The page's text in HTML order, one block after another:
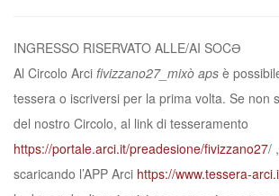
INGRESSO RISERVATO ALLE/AI SOCƏ
Al Circolo Arci fivizzano27_mixò aps è
tessera o iscriversi per la prima volta. Se non
del nostro Circolo, al link di tesseramento
https://portale.arci.it/preadesione/fivizzano27/
scaricando l’APP Arci https://www.tessera-